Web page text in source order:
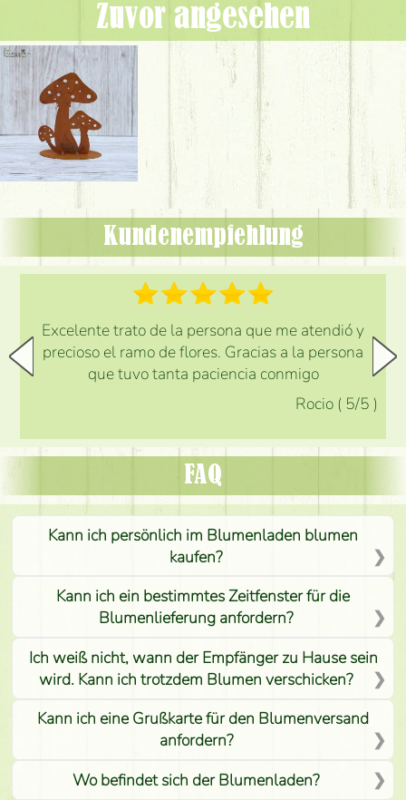
Zuvor angesehen
Kundenempfehlung
Excelente trato de la persona que me atendió y
precioso el ramo de flores. Gracias a la persona
que tuvo tanta paciencia conmigo
Rocio ( 5/5 )
FAQ
Kann ich persönlich im Blumenladen blumen
kaufen?
Kann ich ein bestimmtes Zeitfenster für die
Blumenlieferung anfordern?
Ich weiß nicht, wann der Empfänger zu Hause sein
wird. Kann ich trotzdem Blumen verschicken?
Kann ich eine Grußkarte für den Blumenversand
anfordern?
Wo befindet sich der Blumenladen?